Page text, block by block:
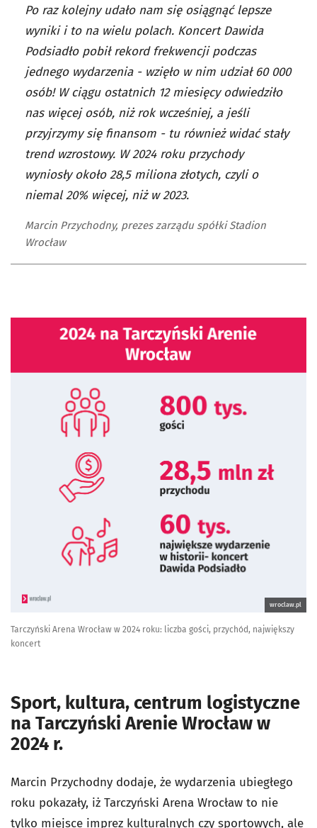
Po raz kolejny udało nam się osiągnąć lepsze
wyniki i to na wielu polach. Koncert Dawida
Podsiadło pobił rekord frekwencji podczas
jednego wydarzenia - wzięło w nim udział 60 000
osób! W ciągu ostatnich 12 miesięcy odwiedziło
nas więcej osób, niż rok wcześniej, a jeśli
przyjrzymy się finansom - tu również widać stały
trend wzrostowy. W 2024 roku przychody
wyniosły około 28,5 miliona złotych, czyli o
niemal 20% więcej, niż w 2023.
Marcin Przychodny, prezes zarządu spółki Stadion
Wrocław
wroclaw.pl
Tarczyński Arena Wrocław w 2024 roku: liczba gości, przychód, największy
koncert
Sport, kultura, centrum logistyczne
na Tarczyński Arenie Wrocław w
2024 r.
Marcin Przychodny dodaje, że wydarzenia ubiegłego
roku pokazały, iż Tarczyński Arena Wrocław to nie
tylko miejsce imprez kulturalnych czy sportowych, ale